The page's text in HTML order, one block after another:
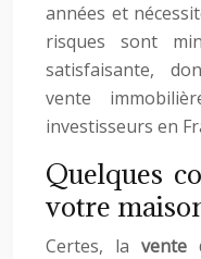
années et
risques sont
satisfaisante,
vente
investisseurs en
Quelques
votre
Certes, lavente